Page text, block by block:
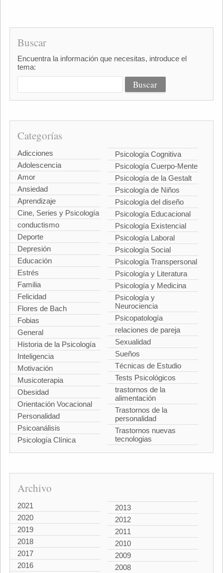
Buscar
Encuentra la información que necesitas, introduce el
tema:
Categorías
Adicciones
Adolescencia
Amor
Ansiedad
Aprendizaje
Cine, Series y Psicología
conductismo
Deporte
Depresión
Educación
Estrés
Familia
Felicidad
Flores de Bach
Fobias
General
Historia de la Psicología
Inteligencia
Motivación
Musicoterapia
Obesidad
Orientación Vocacional
Personalidad
Psicoanálisis
Psicología Clínica
Psicología Cognitiva
Psicología Cuerpo-Mente
Psicología de la Gestalt
Psicología de Niños
Psicología del diseño
Psicología Educacional
Psicología Existencial
Psicología Laboral
Psicología Social
Psicología Transpersonal
Psicología y Literatura
Psicología y Medicina
Psicología y
Neurociencia
Psicopatología
relaciones de pareja
Sexualidad
Sueños
Técnicas de Estudio
Tests Psicológicos
trastornos de la
alimentación
Trastornos de la
personalidad
Trastornos nuevas
tecnologias
Archivo
2021
2020
2019
2018
2017
2016
2013
2012
2011
2010
2009
2008